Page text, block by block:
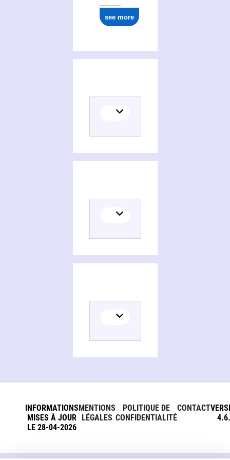
see more
INFORMATIONS
MISES À JOUR
LE 28-04-2026
MENTIONS
LÉGALES
POLITIQUE DE
CONFIDENTIALITÉ
CONTACT